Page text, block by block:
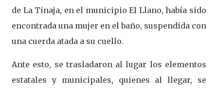
de La Tinaja, en el municipio El Llano, había sido
encontrada una mujer en el baño, suspendida con
una cuerda atada a su cuello.
Ante esto, se trasladaron al lugar los elementos
estatales y municipales, quienes al llegar, se